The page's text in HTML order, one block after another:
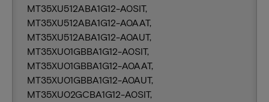
MT35XU512ABA1G12-A0SIT,
MT35XU512ABA1G12-A0AAT,
MT35XU512ABA1G12-A0AUT,
MT35XU01GBBA1G12-A0SIT,
MT35XU01GBBA1G12-A0AAT,
MT35XU01GBBA1G12-A0AUT,
MT35XU02GCBA1G12-A0SIT,